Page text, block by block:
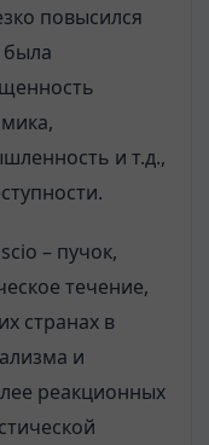
повысился
была
и т.д.,
– пучок,
течение,
странах в
и
реакционных